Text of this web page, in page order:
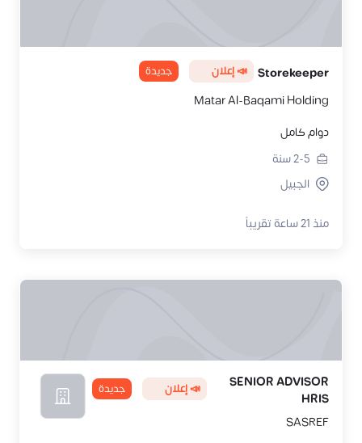
Storekeeper 📣 إعلان جديدة
Matar Al-Baqami Holding
دوام كامل
2-5سنة
الجبيل
منذ 21 ساعة تقريباً
SENIOR ADVISOR
HRIS
📣 إعلان جديدة
SASREF